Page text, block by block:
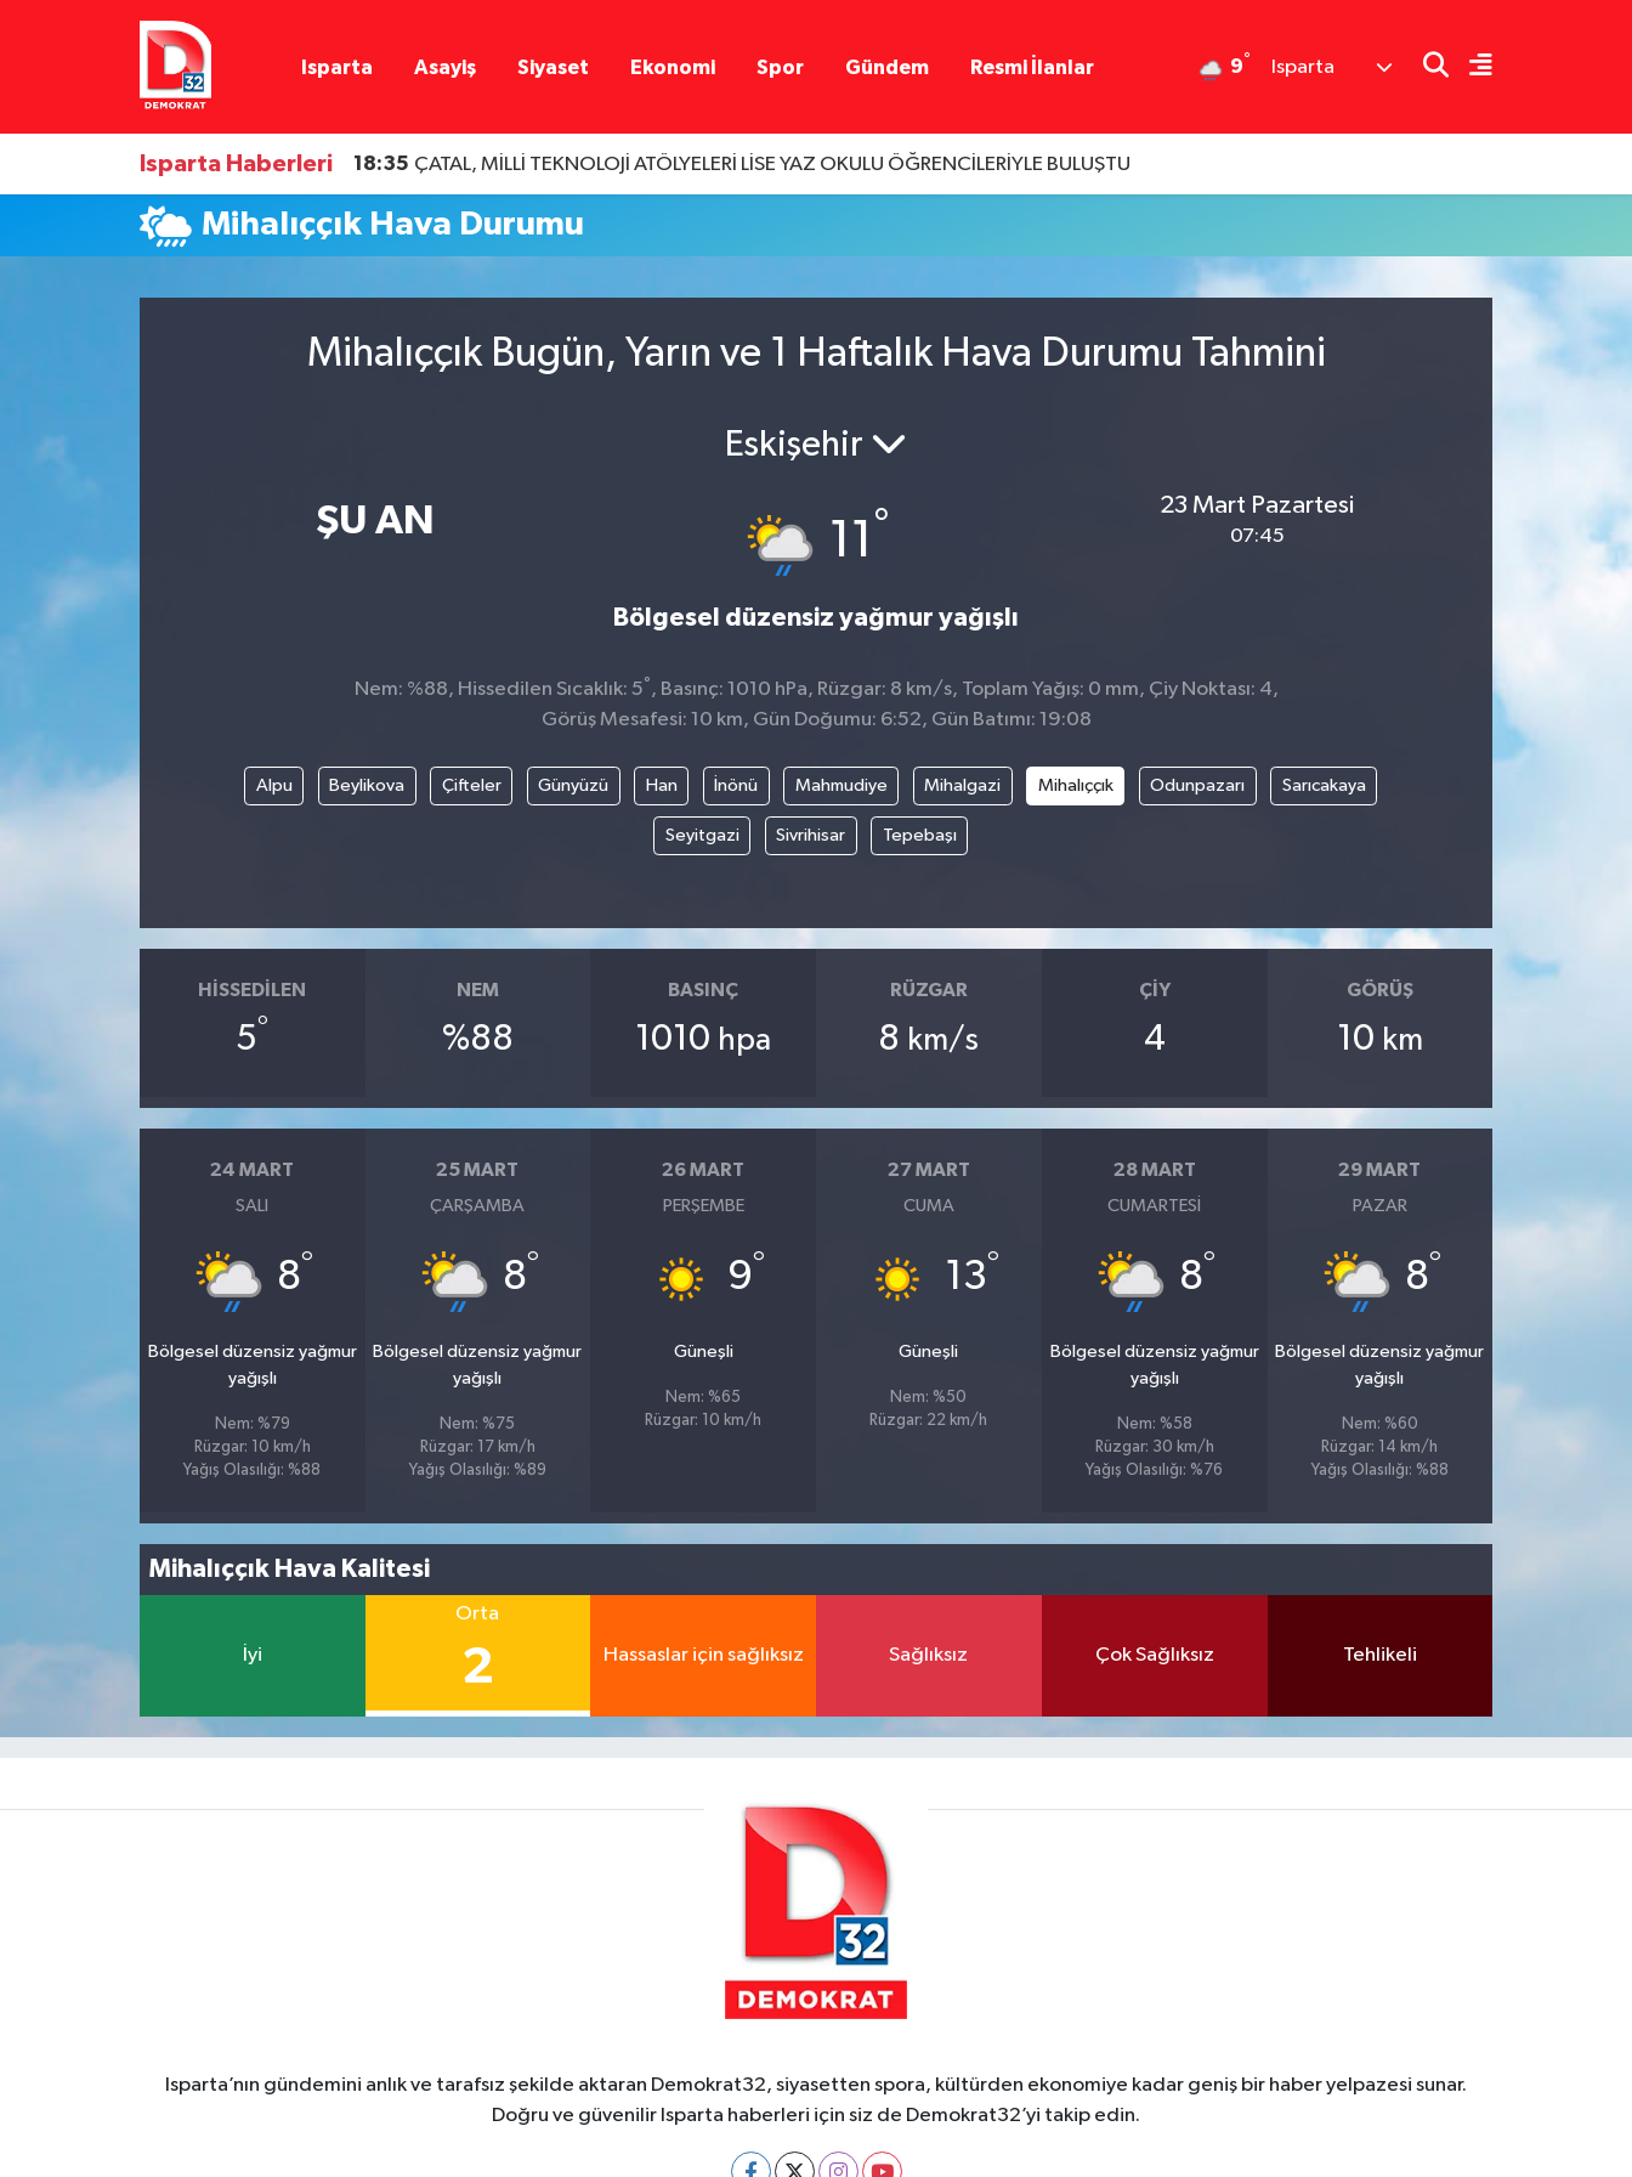
Isparta Asayiş Siyaset Ekonomi Spor Gündem Resmi İlanlar 9° Isparta
Isparta Haberleri 18:35 ÇATAL, MİLLİ TEKNOLOJİ ATÖLYELERİ LİSE YAZ OKULU ÖĞRENCİLERİYLE BULUŞTU
Mihalıççık Hava Durumu
Mihalıççık Bugün, Yarın ve 1 Haftalık Hava Durumu Tahmini
ŞU AN
Eskişehir
11 °
Bölgesel düzensiz yağmur yağışlı
23 Mart Pazartesi
07:45
Nem: %88, Hissedilen Sıcaklık: 5°, Basınç: 1010 hPa, Rüzgar: 8 km/s, Toplam Yağış: 0 mm, Çiy Noktası: 4,
Görüş Mesafesi: 10 km, Gün Doğumu: 6:52, Gün Batımı: 19:08
Alpu Beylikova Çifteler Günyüzü Han İnönü Mahmudiye Mihalgazi Mihalıççık Odunpazarı Sarıcakaya
Seyitgazi Sivrihisar Tepebaşı
HISSEDILEN
5°
NEM
%88
BASINÇ
1010 hpa
RÜZGAR
8 km/s
ÇIY
4
GÖRÜŞ
10 km
24 MART
SALI
8°
Bölgesel düzensiz yağmur
yağışlı
Nem: %79
Rüzgar: 10 km/h
Yağış Olasılığı: %88
25 MART
ÇARŞAMBA
8°
Bölgesel düzensiz yağmur
yağışlı
Nem: %75
Rüzgar: 17 km/h
Yağış Olasılığı: %89
26 MART
PERŞEMBE
9°
Güneşli
Nem: %65
Rüzgar: 10 km/h
27 MART
CUMA
13°
Güneşli
Nem: %50
Rüzgar: 22 km/h
28 MART
CUMARTESI
8°
Bölgesel düzensiz yağmur
yağışlı
Nem: %58
Rüzgar: 30 km/h
Yağış Olasılığı: %76
29 MART
PAZAR
8°
Bölgesel düzensiz yağmur
yağışlı
Nem: %60
Rüzgar: 14 km/h
Yağış Olasılığı: %88
Mihalıççık Hava Kalitesi
İyi
Orta
2 Hassaslar için sağlıksız Sağlıksız Çok Sağlıksız Tehlikeli
Isparta’nın gündemini anlık ve tarafsız şekilde aktaran Demokrat32, siyasetten spora, kültürden ekonomiye kadar geniş bir haber yelpazesi sunar.
Doğru ve güvenilir Isparta haberleri için siz de Demokrat32’yi takip edin.
Isparta Nöbetçi Eczaneler
Isparta Hava Durumu
Isparta Namaz Vakitleri
Süper Lig Puan Durumu ve Fikstür